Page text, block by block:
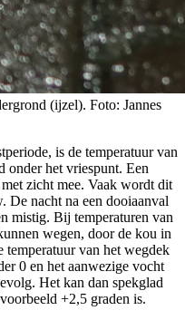
(ijzel). Foto: Jannes
is de temperatuur van
onder het vriespunt. Een
zicht mee. Vaak wordt dit
De nacht na een dooiaanval
mistig. Bij temperaturen van
wegen, door de kou in
van het wegdek
0 en het aanwezige vocht
Het kan dan spekglad
+2,5 graden is.